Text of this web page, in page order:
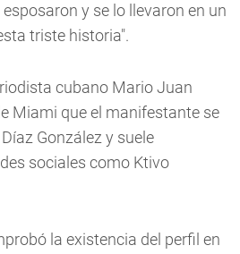
y se lo llevaron en un
triste historia".
cubano Mario Juan
Miami que el manifestante se
González y suele
sociales como Ktivo
la existencia del perfil en